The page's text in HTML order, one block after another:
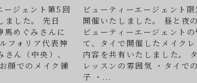
ージェント第5回
ました。 先日
馬めぐみさんに
フォリア代表神
ん（中央）、
顔でのメイク練
ビューティーエージェント
開催いたしました。 昼と夜
ビューティーエージェント
て、タイで開催したメイク
内容を共有いたしました。
レッスンの雰囲気 ・タイで
子 ・...